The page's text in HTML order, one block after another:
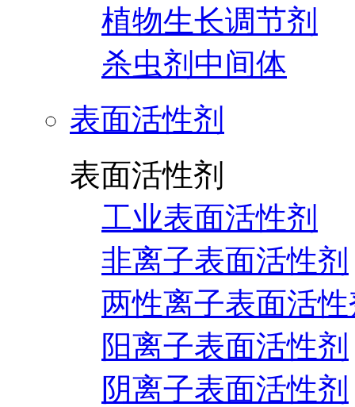
植物生长调节剂
杀虫剂中间体
表面活性剂
表面活性剂
工业表面活性剂
非离子表面活性剂
两性离子表面活
阳离子表面活性剂
阴离子表面活性剂